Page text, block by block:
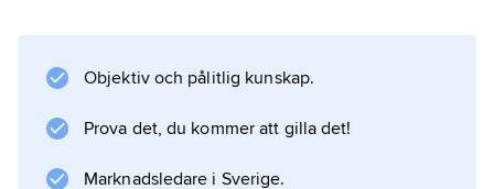
viktigaste förekomsterna finns i Indien. – För
carnéol
, av medeltidslat.
Objektiv och pålitlig kunskap.
Prova det, du kommer att gilla det!
Marknadsledare i Sverige.